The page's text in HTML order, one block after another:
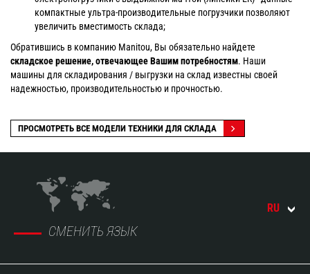
компактные ультра-производительные погрузчики позволяют
увеличить вместимость склада;
Обратившись в компанию Manitou, Вы обязательно найдете
складское решение, отвечающее Вашим потребностям. Наши
машины для складирования / выгрузки на склад известны своей
надежностью, производительностью и прочностью.
ПРОСМОТРЕТЬ ВСЕ МОДЕЛИ ТЕХНИКИ ДЛЯ СКЛАДА
СМЕНИТЬ ЯЗЫК
RU